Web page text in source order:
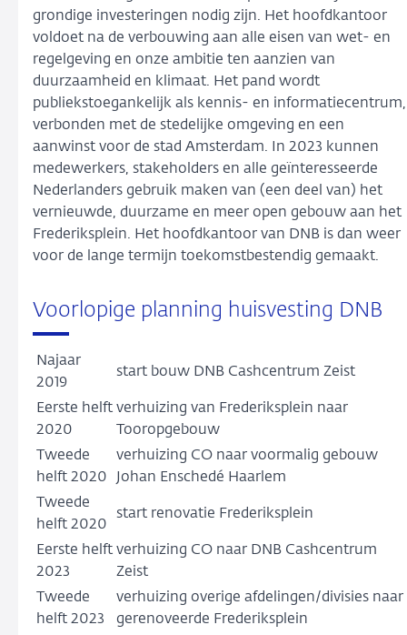
grondige investeringen nodig zijn. Het hoofdkantoor
voldoet na de verbouwing aan alle eisen van wet- en
regelgeving en onze ambitie ten aanzien van
duurzaamheid en klimaat. Het pand wordt
publiekstoegankelijk als kennis- en informatiecentrum,
verbonden met de stedelijke omgeving en een
aanwinst voor de stad Amsterdam. In 2023 kunnen
medewerkers, stakeholders en alle geïnteresseerde
Nederlanders gebruik maken van (een deel van) het
vernieuwde, duurzame en meer open gebouw aan het
Frederiksplein. Het hoofdkantoor van DNB is dan weer
voor de lange termijn toekomstbestendig gemaakt.
Voorlopige planning huisvesting DNB
Najaar
2019
start bouw DNB Cashcentrum Zeist
Eerste helft
2020
verhuizing van Frederiksplein naar
Tooropgebouw
Tweede
helft 2020
verhuizing CO naar voormalig gebouw
Johan Enschedé Haarlem
Tweede
helft 2020
start renovatie Frederiksplein
Eerste helft
2023
verhuizing CO naar DNB Cashcentrum
Zeist
Tweede
helft 2023
verhuizing overige afdelingen/divisies naar
gerenoveerde Frederiksplein